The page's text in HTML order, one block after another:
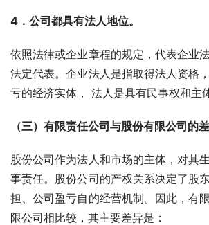
4 ．公司都具有法人地位。
依照法律或企业章程的规定，代表企业
法定代表。企业法人是指取得法人资格
亏的经济实体， 法人是具有民事权和主
（三）有限责任公司与股份有限公司的
股份公司作为法人和市场的主体，对其
事责任。股份公司的产权关系决定了股
担、公司盈亏自的经营机制。因此，有
限公司相比较，其主要差异是：